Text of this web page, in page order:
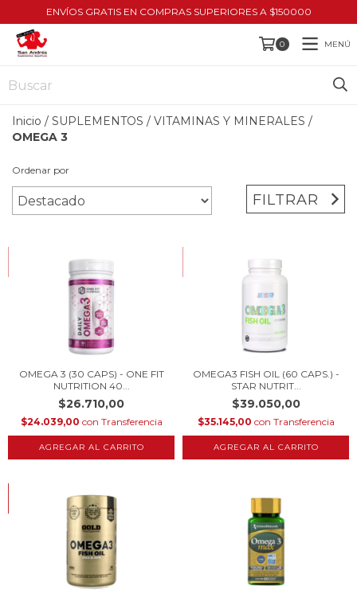
ENVÍOS GRATIS EN COMPRAS SUPERIORES A $150000
0 MENÚ
Inicio / SUPLEMENTOS / VITAMINAS Y MINERALES /
OMEGA 3
Ordenar por
FILTRAR
HASTA 10% OFF
COMPRANDO EN CANTIDAD
OMEGA 3 (30 CAPS) - ONE FIT
NUTRITION 40...
$26.710,00
$24.039,00 con Transferencia
HASTA 10% OFF
COMPRANDO EN CANTIDAD
OMEGA3 FISH OIL (60 CAPS.) -
STAR NUTRIT...
$39.050,00
$35.145,00 con Transferencia
HASTA 10% OFF
COMPRANDO EN CANTIDAD